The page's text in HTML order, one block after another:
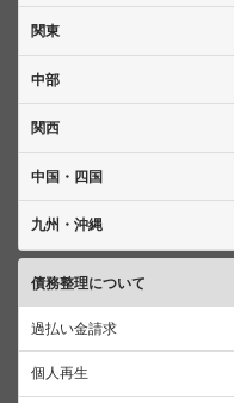
関東
中部
関西
中国・四国
九州・沖縄
債務整理について
過払い金請求
個人再生